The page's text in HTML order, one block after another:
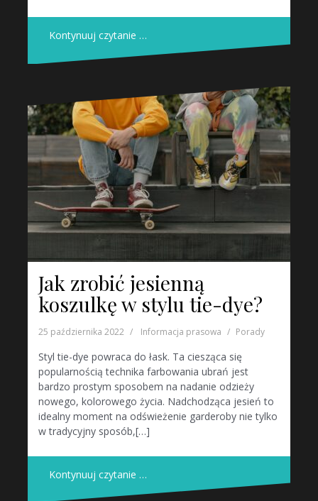
Kontynuuj czytanie …
Jak zrobić jesienną
koszulkę w stylu tie-dye?
25 października 2022 Informacja prasowa Porady
Styl tie-dye powraca do łask. Ta ciesząca się
popularnością technika farbowania ubrań jest
bardzo prostym sposobem na nadanie odzieży
nowego, kolorowego życia. Nadchodząca jesień to
idealny moment na odświeżenie garderoby nie tylko
w tradycyjny sposób,[…]
Kontynuuj czytanie …